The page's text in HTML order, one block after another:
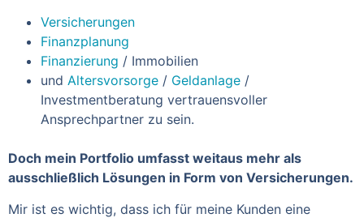
Versicherungen
Finanzplanung
Finanzierung / Immobilien
und Altersvorsorge / Geldanlage /
Investmentberatung vertrauensvoller
Ansprechpartner zu sein.
Doch mein Portfolio umfasst weitaus mehr als
ausschließlich Lösungen in Form von Versicherungen.
Mir ist es wichtig, dass ich für meine Kunden eine